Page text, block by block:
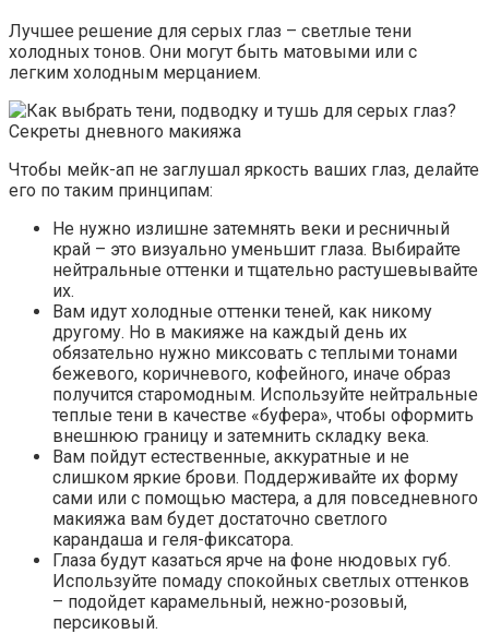
Лучшее решение для серых глаз – светлые тени
холодных тонов. Они могут быть матовыми или с
легким холодным мерцанием.
Чтобы мейк-ап не заглушал яркость ваших глаз, делайте
его по таким принципам:
Не нужно излишне затемнять веки и ресничный
край – это визуально уменьшит глаза. Выбирайте
нейтральные оттенки и тщательно растушевывайте
их.
Вам идут холодные оттенки теней, как никому
другому. Но в макияже на каждый день их
обязательно нужно миксовать с теплыми тонами
бежевого, коричневого, кофейного, иначе образ
получится старомодным. Используйте нейтральные
теплые тени в качестве «буфера», чтобы оформить
внешнюю границу и затемнить складку века.
Вам пойдут естественные, аккуратные и не
слишком яркие брови. Поддерживайте их форму
сами или с помощью мастера, а для повседневного
макияжа вам будет достаточно светлого
карандаша и геля-фиксатора.
Глаза будут казаться ярче на фоне нюдовых губ.
Используйте помаду спокойных светлых оттенков
– подойдет карамельный, нежно-розовый,
персиковый.